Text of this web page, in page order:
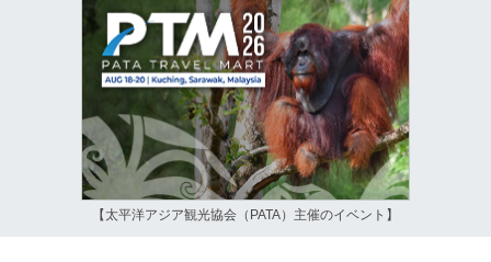
【太平洋アジア観光協会（PATA）主催のイベント】